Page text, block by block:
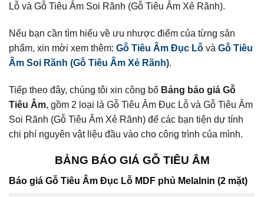
Lỗ và Gỗ Tiêu Âm Soi Rãnh (Gỗ Tiêu Âm Xẻ Rãnh).
Nếu bạn cần tìm hiểu về ưu nhược điểm của từng sản
phẩm, xin mời xem thêm: Gỗ Tiêu Âm Đục Lỗ và Gỗ Tiêu
Âm Soi Rãnh (Gỗ Tiêu Âm Xẻ Rãnh).
Tiếp theo đây, chúng tôi xin công bố Bảng báo giá Gỗ
Tiêu Âm, gồm 2 loại là Gỗ Tiêu Âm Đục Lỗ và Gỗ Tiêu Âm
Soi Rãnh (Gỗ Tiêu Âm Xẻ Rãnh) để các bạn tiện dự tính
chi phí nguyên vật liệu đầu vào cho công trình của mình.
BẢNG BÁO GIÁ GỖ TIÊU ÂM
Báo giá Gỗ Tiêu Âm Đục Lỗ MDF phủ Melalnin (2 mặt)